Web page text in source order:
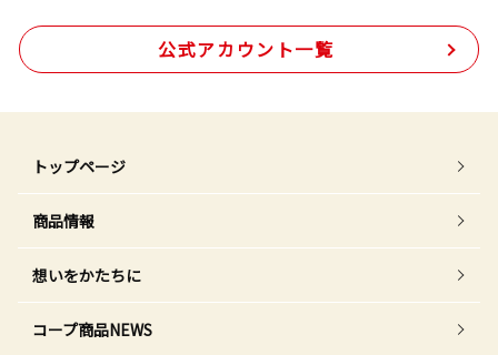
公式アカウント一覧
トップページ
商品情報
想いをかたちに
コープ商品NEWS